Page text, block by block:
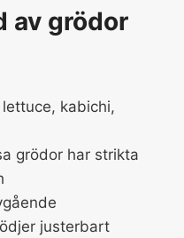
av grödor
kabichi,
grödor har strikta
justerbart